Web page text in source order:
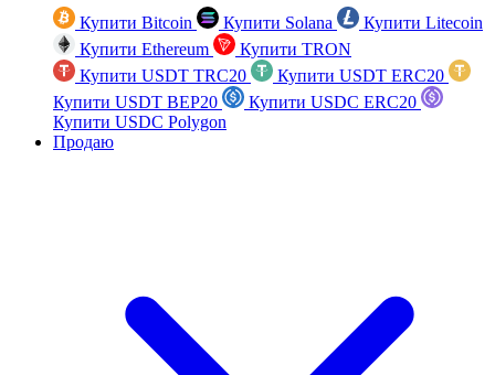
Купити Bitcoin Купити Solana
Купити Litecoin
Купити Ethereum
Купити TRON
Купити USDT TRC20
Купити USDT ERC20
Купити USDT BEP20
Купити USDC ERC20
Купити USDC Polygon
Продаю